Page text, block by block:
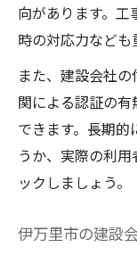
向があります。
時の対応力なども
また、建設会社
関による認証の
できます。長期
うか、実際の利
ックしましょう。
伊万里市の建設